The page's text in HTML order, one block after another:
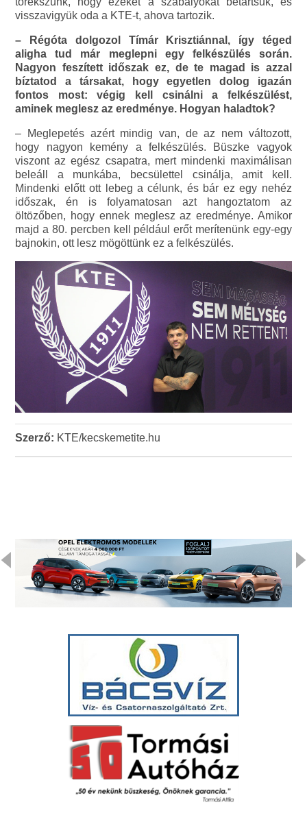
visszavigyük oda a KTE-t, ahova tartozik.
– Régóta dolgozol Tímár Krisztiánnal, így téged
aligha tud már meglepni egy felkészülés során.
Nagyon feszített időszak ez, de te magad is azzal
bíztatod a társakat, hogy egyetlen dolog igazán
fontos most: végig kell csinálni a felkészülést,
aminek meglesz az eredménye. Hogyan haladtok?
– Meglepetés azért mindig van, de az nem változott,
hogy nagyon kemény a felkészülés. Büszke vagyok
viszont az egész csapatra, mert mindenki maximálisan
beleáll a munkába, becsülettel csinálja, amit kell.
Mindenki előtt ott lebeg a célunk, és bár ez egy nehéz
időszak, én is folyamatosan azt hangoztatom az
öltözőben, hogy ennek meglesz az eredménye. Amikor
majd a 80. percben kell például erőt merítenünk egy-egy
bajnokin, ott lesz mögöttünk ez a felkészülés.
Szerző: KTE/kecskemetite.hu